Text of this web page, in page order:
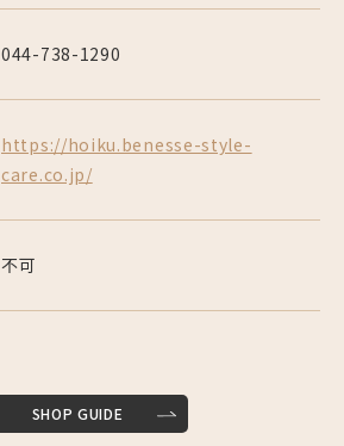
044-738-1290
https://hoiku.benesse-style-
care.co.jp/
不可
SHOP GUIDE